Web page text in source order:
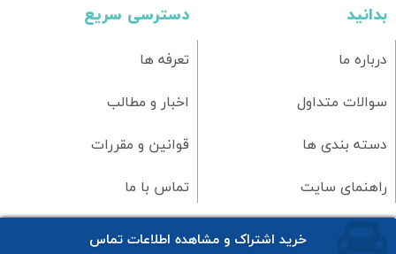
خرید اشتراک و مشاهده اطلاعات تماس
دسترسی سریع
تعرفه ها
اخبار و مطالب
قوانین و مقررات
تماس با ما
بدانید
درباره ما
سوالات متداول
دسته بندی ها
راهنمای سایت
تمامی حقوق برای وبسایتاونیکسمحفوظ است.